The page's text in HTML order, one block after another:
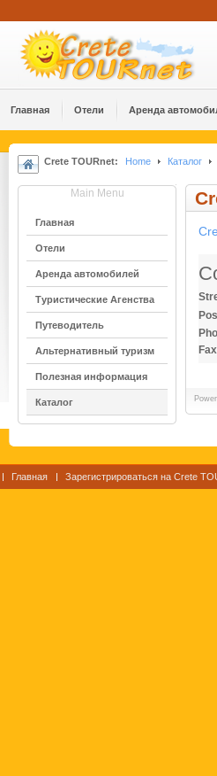
Главная Отели Аренда
Crete TOURnet: Home Каталог
Main Menu
Главная
Отели
Аренда автомобилей
Туристические Агенства
Путеводитель
Альтернативный туризм
Полезная информация
Каталог
Главная Зарегистрироваться на Crete